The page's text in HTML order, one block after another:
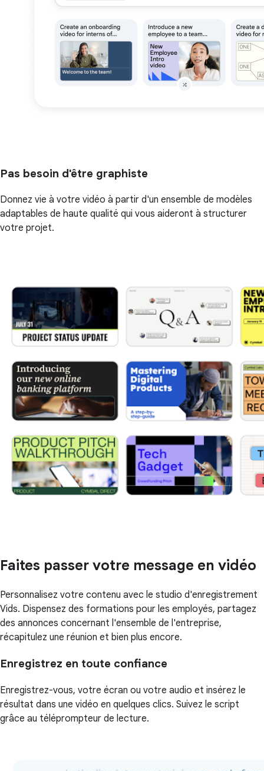
Pas besoin d'être graphiste
Donnez vie à votre vidéo à partir d'un ensemble de modèles
adaptables de haute qualité qui vous aideront à structurer
votre projet.
Faites passer votre message en vidéo
Personnalisez votre contenu avec le studio d'enregistrement
Vids. Dispensez des formations pour les employés, partagez
des annonces concernant l'ensemble de l'entreprise,
récapitulez une réunion et bien plus encore.
Enregistrez en toute confiance
Enregistrez-vous, votre écran ou votre audio et insérez le
résultat dans une vidéo en quelques clics. Suivez le script
grâce au téléprompteur de lecture.